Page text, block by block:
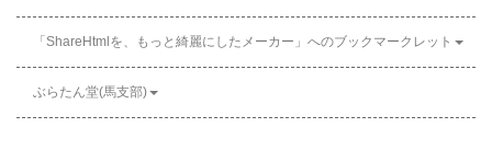
「ShareHtmlを、もっと綺麗にしたメーカー」へのブックマークレット
ぶらたん堂(馬支部)